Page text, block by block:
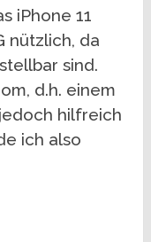
iPhone 11
nützlich, da
sind.
d.h. einem
hilfreich
ich also